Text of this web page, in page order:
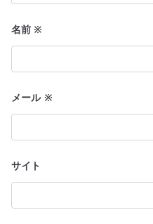
名前※
メール ※
サイト